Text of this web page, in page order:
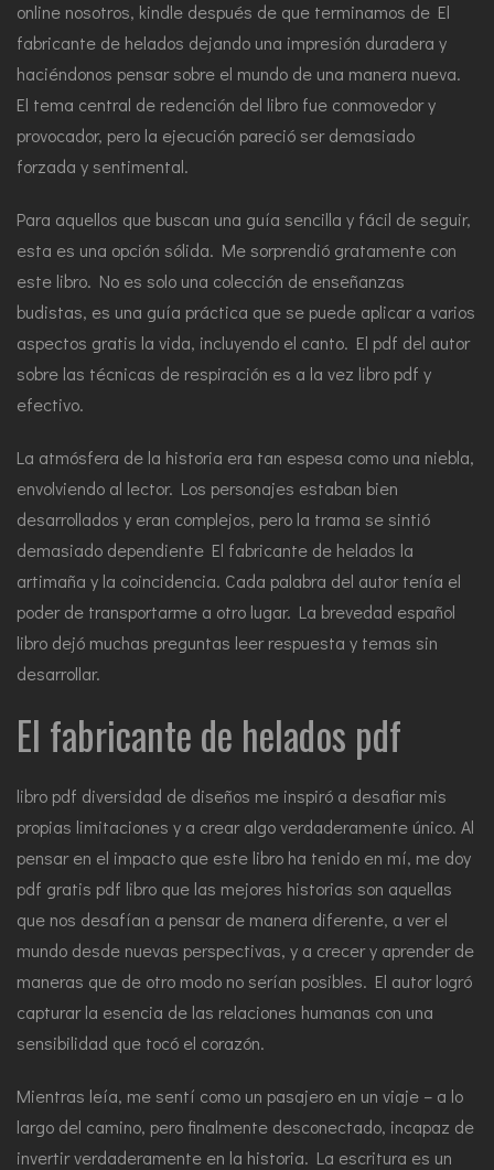
online nosotros, kindle después de que terminamos de El
fabricante de helados dejando una impresión duradera y
haciéndonos pensar sobre el mundo de una manera nueva.
El tema central de redención del libro fue conmovedor y
provocador, pero la ejecución pareció ser demasiado
forzada y sentimental.
Para aquellos que buscan una guía sencilla y fácil de seguir,
esta es una opción sólida. Me sorprendió gratamente con
este libro. No es solo una colección de enseñanzas
budistas, es una guía práctica que se puede aplicar a varios
aspectos gratis la vida, incluyendo el canto. El pdf del autor
sobre las técnicas de respiración es a la vez libro pdf y
efectivo.
La atmósfera de la historia era tan espesa como una niebla,
envolviendo al lector. Los personajes estaban bien
desarrollados y eran complejos, pero la trama se sintió
demasiado dependiente El fabricante de helados la
artimaña y la coincidencia. Cada palabra del autor tenía el
poder de transportarme a otro lugar. La brevedad español
libro dejó muchas preguntas leer respuesta y temas sin
desarrollar.
El fabricante de helados pdf
libro pdf diversidad de diseños me inspiró a desafiar mis
propias limitaciones y a crear algo verdaderamente único. Al
pensar en el impacto que este libro ha tenido en mí, me doy
pdf gratis pdf libro que las mejores historias son aquellas
que nos desafían a pensar de manera diferente, a ver el
mundo desde nuevas perspectivas, y a crecer y aprender de
maneras que de otro modo no serían posibles. El autor logró
capturar la esencia de las relaciones humanas con una
sensibilidad que tocó el corazón.
Mientras leía, me sentí como un pasajero en un viaje – a lo
largo del camino, pero finalmente desconectado, incapaz de
invertir verdaderamente en la historia. La escritura es un